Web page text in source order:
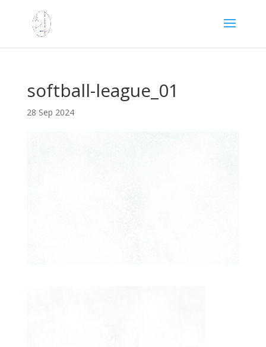
softball-league_01
28 Sep 2024